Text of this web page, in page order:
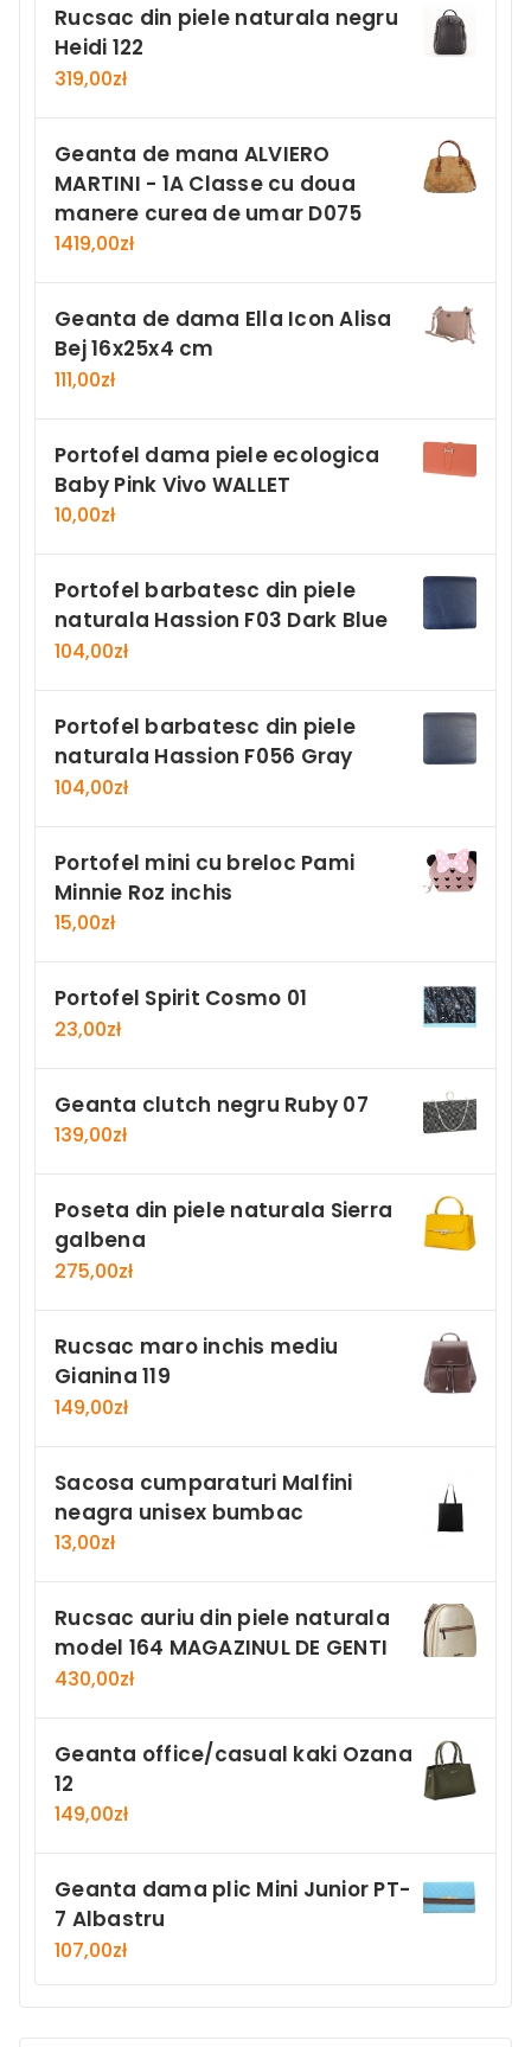
Rucsac din piele naturala negru
Heidi 122
319,00zł
Geanta de mana ALVIERO
MARTINI - 1A Classe cu doua
manere curea de umar D075
1419,00zł
Geanta de dama Ella Icon Alisa
Bej 16x25x4 cm
111,00zł
Portofel dama piele ecologica
Baby Pink Vivo WALLET
10,00zł
Portofel barbatesc din piele
naturala Hassion F03 Dark Blue
104,00zł
Portofel barbatesc din piele
naturala Hassion F056 Gray
104,00zł
Portofel mini cu breloc Pami
Minnie Roz inchis
15,00zł
Portofel Spirit Cosmo 01
23,00zł
Geanta clutch negru Ruby 07
139,00zł
Poseta din piele naturala Sierra
galbena
275,00zł
Rucsac maro inchis mediu
Gianina 119
149,00zł
Sacosa cumparaturi Malfini
neagra unisex bumbac
13,00zł
Rucsac auriu din piele naturala
model 164 MAGAZINUL DE GENTI
430,00zł
Geanta office/casual kaki Ozana
12
149,00zł
Geanta dama plic Mini Junior PT-
7 Albastru
107,00zł